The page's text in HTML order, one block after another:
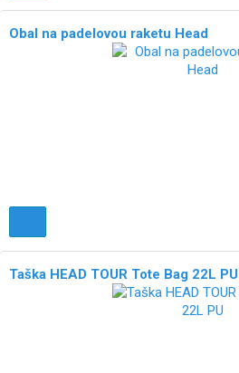
Obal na padelovou raketu Head
Taška HEAD TOUR Tote Bag 22L PU